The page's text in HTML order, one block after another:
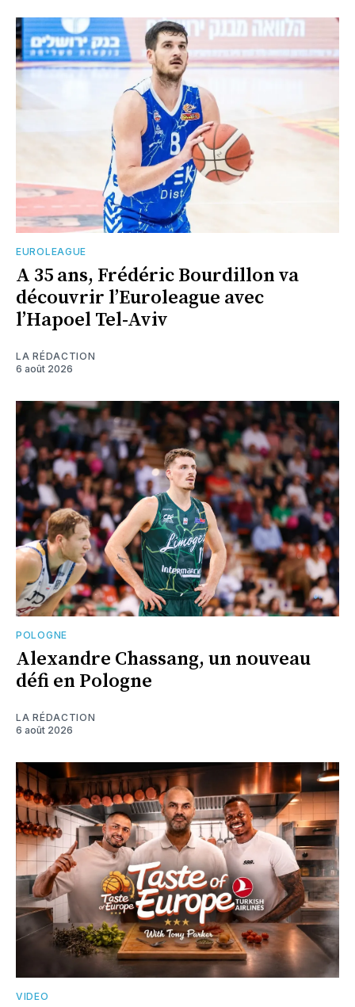
EUROLEAGUE
A 35 ans, Frédéric Bourdillon va
découvrir l’Euroleague avec
l’Hapoel Tel-Aviv
LA RÉDACTION
6 août 2026
POLOGNE
Alexandre Chassang, un nouveau
défi en Pologne
LA RÉDACTION
6 août 2026
VIDEO